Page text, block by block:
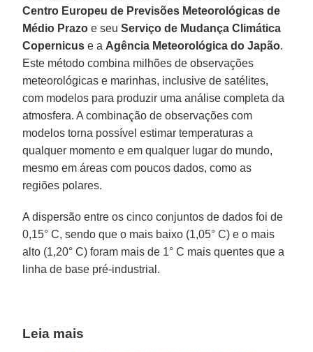
Centro Europeu de Previsões Meteorológicas de
Médio Prazo e seu Serviço de Mudança Climática
Copernicus e a Agência Meteorológica do Japão.
Este método combina milhões de observações
meteorológicas e marinhas, inclusive de satélites,
com modelos para produzir uma análise completa da
atmosfera. A combinação de observações com
modelos torna possível estimar temperaturas a
qualquer momento e em qualquer lugar do mundo,
mesmo em áreas com poucos dados, como as
regiões polares.
A dispersão entre os cinco conjuntos de dados foi de
0,15° C, sendo que o mais baixo (1,05° C) e o mais
alto (1,20° C) foram mais de 1° C mais quentes que a
linha de base pré-industrial.
Leia mais